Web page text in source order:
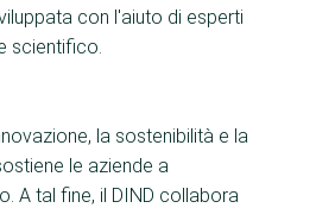
con l'aiuto di esperti
scientifico.
la sostenibilità e la
le aziende a
A tal fine, il DIND collabora